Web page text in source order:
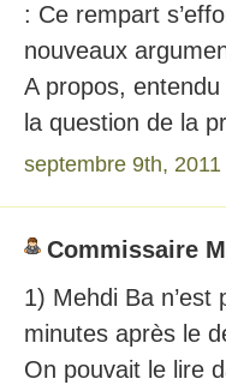
: Ce rempart
nouveaux
A propos,
la question de la
septembre 9th,
Commissaire
1) Mehdi Ba
minutes après le
On pouvait le lire